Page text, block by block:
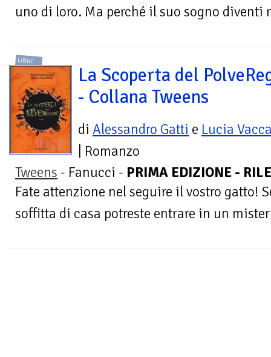
uno di loro. Ma perché il suo sogno diventi
LIBRI
La Scoperta del
- Collana Tweens
di Alessandro Gatti e Lucia
| Romanzo
Tweens - Fanucci - PRIMA EDIZIONE -
Fate attenzione nel seguire il vostro gatto!
soffitta di casa potreste entrare in un